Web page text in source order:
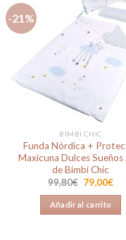
-21%
BIMBI CHIC
Funda Nórdica +
Maxicuna Dulces Sueños
de Bimbi Chic
99,80€ El
precio
original
era:
99,80€.
79,00€El
Añadir al carrito